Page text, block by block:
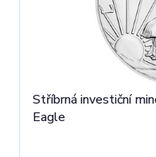
Stříbrná investiční
Eagle